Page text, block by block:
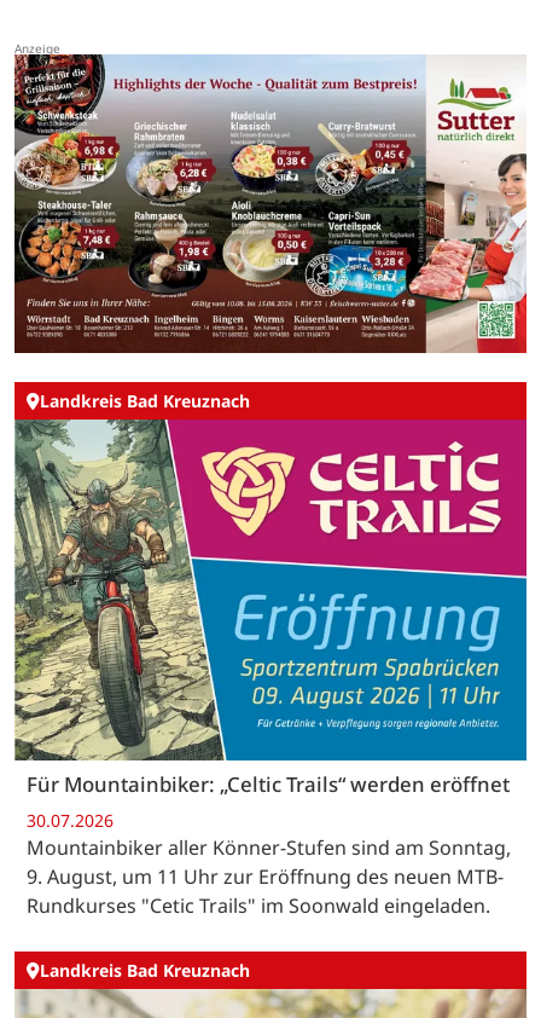
Landkreis Bad Kreuznach
Für Mountainbiker: „Celtic Trails“ werden eröffnet
30.07.2026
Mountainbiker aller Könner-Stufen sind am Sonntag,
9. August, um 11 Uhr zur Eröffnung des neuen MTB-
Rundkurses "Cetic Trails" im Soonwald eingeladen.
Landkreis Bad Kreuznach